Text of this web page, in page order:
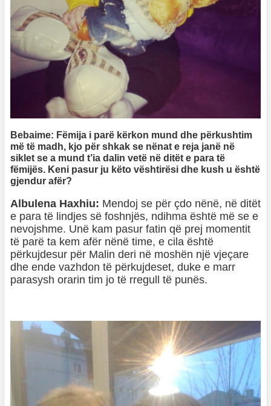
Bebaime: Fëmija i parë kërkon mund dhe përkushtim
më të madh, kjo për shkak se nënat e reja janë në
siklet se a mund t’ia dalin vetë në ditët e para të
fëmijës. Keni pasur ju këto vështirësi dhe kush u është
gjendur afër?
Albulena Haxhiu: Mendoj se për çdo nënë, në ditët
e para të lindjes së foshnjës, ndihma është më se e
nevojshme. Unë kam pasur fatin që prej momentit
të parë ta kem afër nënë time, e cila është
përkujdesur për Malin deri në moshën një vjeçare
dhe ende vazhdon të përkujdeset, duke e marr
parasysh orarin tim jo të rregull të punës.